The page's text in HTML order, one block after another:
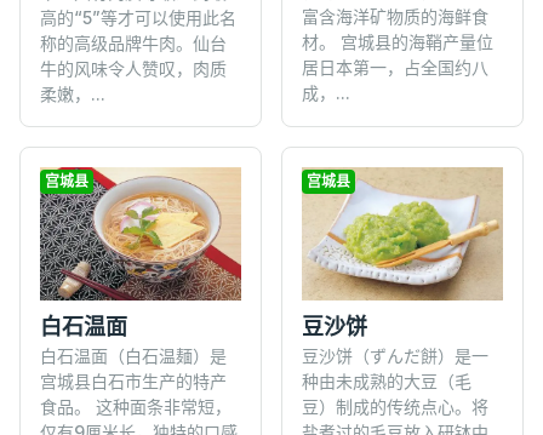
高的“5”等才可以使用此名
称的高级品牌牛肉。仙台
牛的风味令人赞叹，肉质
柔嫩，...
富含海洋矿物质的海鲜食
材。 宫城县的海鞘产量位
居日本第一，占全国约八
成，...
宫城县
白石温面
白石温面（白石温麺）是
宫城县白石市生产的特产
食品。 这种面条非常短，
宫城县
豆沙饼
豆沙饼（ずんだ餅）是一
种由未成熟的大豆（毛
豆）制成的传统点心。将